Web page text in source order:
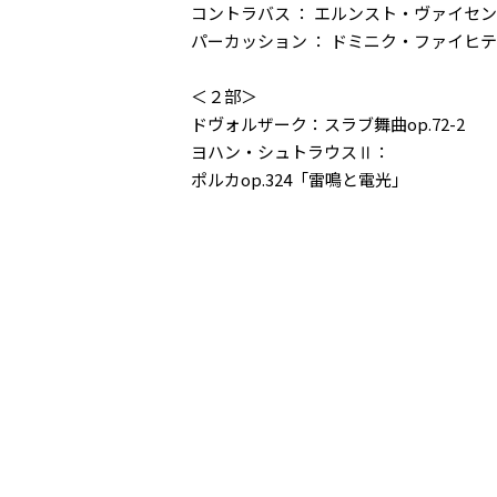
コントラバス ： エルンスト・ヴァイセ
パーカッション ： ドミニク・ファイヒ
＜２部＞
ドヴォルザーク：スラブ舞曲op.72-2
ヨハン・シュトラウスⅡ：
ポルカop.324「雷鳴と電光」